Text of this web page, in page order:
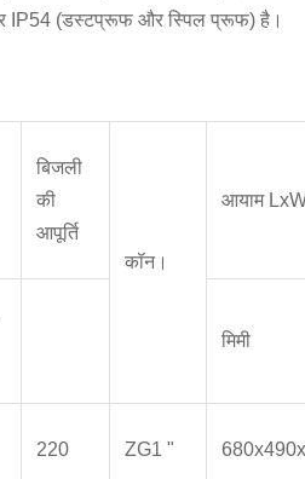
IP54 (डस्टप्रूफ और स्पिल प्रूफ) है।
बिजली
की
आपूर्ति
कॉन।
आयाम
मिमी
220 ZG1 "